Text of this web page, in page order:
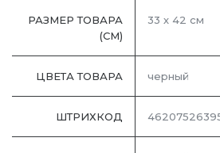
РАЗМЕР ТОВАРА
(СМ)
33 х 42 см
ЦВЕТА ТОВАРА черный
ШТРИХКОД